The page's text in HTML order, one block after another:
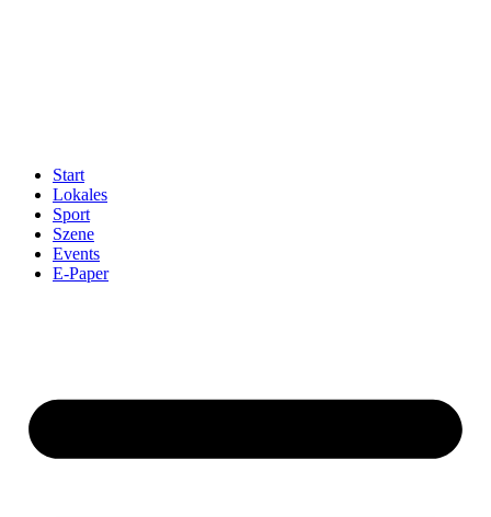
Start
Lokales
Sport
Szene
Events
E-Paper